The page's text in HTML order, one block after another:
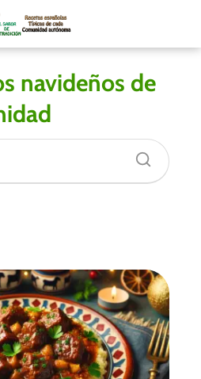
navideños de